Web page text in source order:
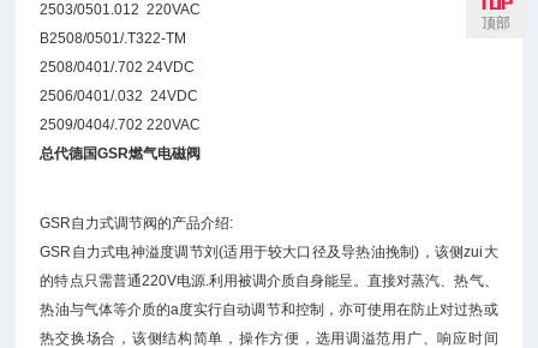
2503/0501.012 220VAC
B2508/0501/.T322-TM
2508/0401/.702 24VDC
2506/0401/.032 24VDC
2509/0404/.702 220VAC
总代德国GSR燃气电磁阀
GSR自力式调节阀的产品介绍:
GSR自力式电神溢度调节刘(适用于较大口径及导热油挽制)，该侧zui大
的特点只需普通220V电源.利用被调介质自身能呈。直接对蒸汽、热气、
热油与气体等介质的a度实行自动调节和控制，亦可使用在防止对过热或
热交换场合，该侧结构简单，操作方便，选用调溢范用广、响应时间
顶部